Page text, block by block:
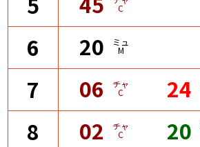
C
6 20 ミュ
M
7 06 チャ
C 24
8 02 チャ
C 20